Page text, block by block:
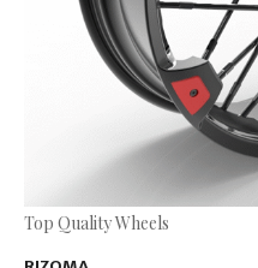
Top Quality Wheels